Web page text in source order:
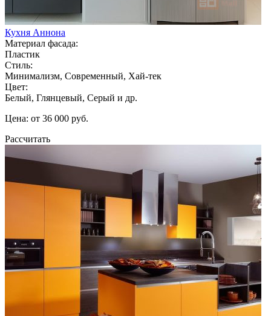
Кухня Аннона
Материал фасада:
Пластик
Стиль:
Минимализм, Современный, Хай-тек
Цвет:
Белый, Глянцевый, Серый и др.
Цена: от 36 000 руб.
Рассчитать